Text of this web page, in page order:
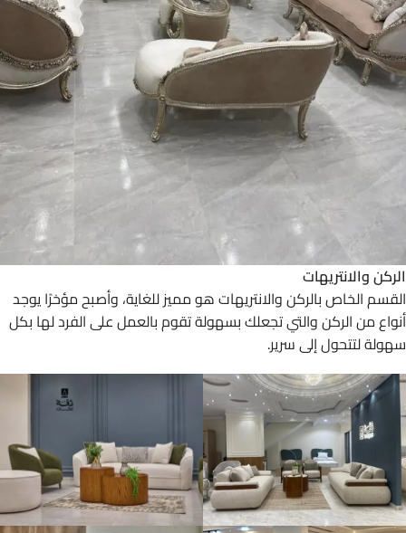
الركن والانتريهات
القسم الخاص بالركن والانتريهات هو مميز للغاية، وأصبح مؤخرًا يوجد
أنواع من الركن والتي تجعلك بسهولة تقوم بالعمل على الفرد لها بكل
سهولة لتتحول إلى سرير.